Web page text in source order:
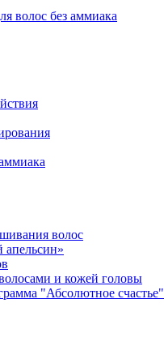
волос без аммиака
волос
апельсин»
и кожей головы
"Абсолютное счастье"